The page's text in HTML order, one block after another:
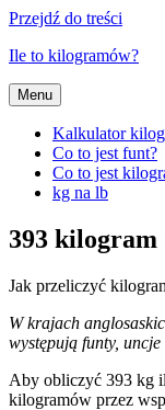
Przejdź do treści
Ile to kilogramów?
Menu
Kalkulator
Co to jest funt?
Co to jest
kg na lb
393
Jak przeliczyć
W krajach
występują funty,
Aby obliczyć 393 kg
kilogramów przez